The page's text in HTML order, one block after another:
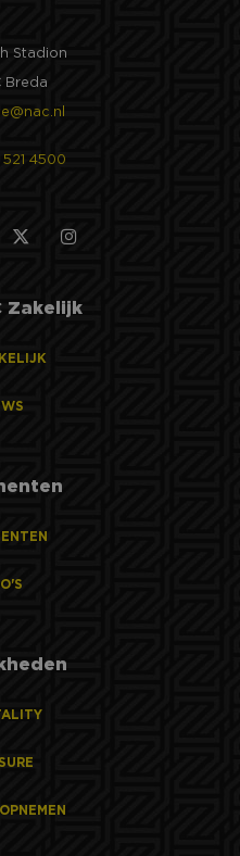
Stadion
Breda
4500
Zakelijk